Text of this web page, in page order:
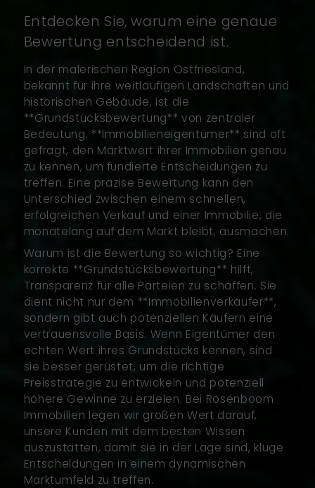
Entdecken Sie, warum eine genaue
Bewertung entscheidend ist.
In der malerischen Region Ostfriesland,
bekannt für ihre weitläufigen Landschaften und
historischen Gebäude, ist die
**Grundstücksbewertung** von zentraler
Bedeutung. **Immobilieneigentümer** sind oft
gefragt, den Marktwert ihrer Immobilien genau
zu kennen, um fundierte Entscheidungen zu
treffen. Eine präzise Bewertung kann den
Unterschied zwischen einem schnellen,
erfolgreichen Verkauf und einer Immobilie, die
monatelang auf dem Markt bleibt, ausmachen.
Warum ist die Bewertung so wichtig? Eine
korrekte **Grundstücksbewertung** hilft,
Transparenz für alle Parteien zu schaffen. Sie
dient nicht nur dem **Immobilienverkäufer**,
sondern gibt auch potenziellen Käufern eine
vertrauensvolle Basis. Wenn Eigentümer den
echten Wert ihres Grundstücks kennen, sind
sie besser gerüstet, um die richtige
Preisstrategie zu entwickeln und potenziell
höhere Gewinne zu erzielen. Bei Rosenboom
Immobilien legen wir großen Wert darauf,
unsere Kunden mit dem besten Wissen
auszustatten, damit sie in der Lage sind, kluge
Entscheidungen in einem dynamischen
Marktumfeld zu treffen.